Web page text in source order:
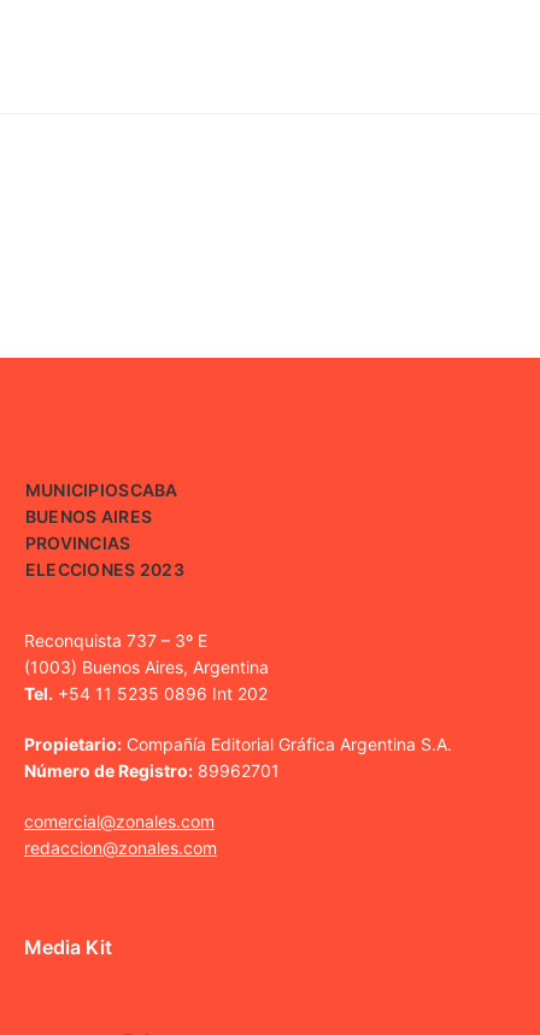
MUNICIPIOSCABA
BUENOS AIRES
PROVINCIAS
ELECCIONES 2023
Reconquista 737 – 3º E
(1003) Buenos Aires, Argentina
Tel. +54 11 5235 0896 Int 202
Propietario: Compañía Editorial Gráfica Argentina S.A.
Número de Registro: 89962701
comercial@zonales.com
redaccion@zonales.com
Media Kit